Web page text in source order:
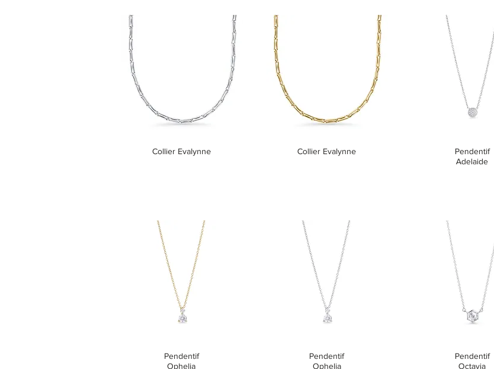
Collier Evalynne Collier Evalynne
Pendentif
Adelaide
Pendentif
Ophelia
Pendentif
Ophelia
Pendentif
Octavia